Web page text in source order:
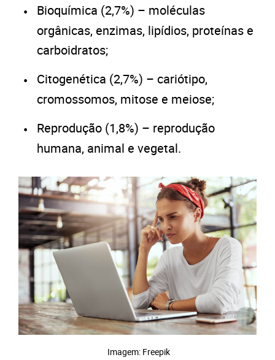
Bioquímica (2,7%) – moléculas
orgânicas, enzimas, lipídios, proteínas e
carboidratos;
Citogenética (2,7%) – cariótipo,
cromossomos, mitose e meiose;
Reprodução (1,8%) – reprodução
humana, animal e vegetal.
Imagem: Freepik